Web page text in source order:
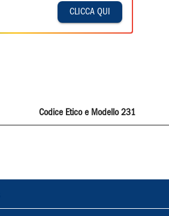
CLICCA QUI
Codice Etico e Modello 231